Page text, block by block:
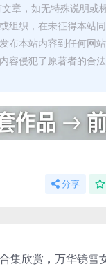
章，如无特殊说明或
组织，在未征得本站
布本站内容到任何网
容侵犯了原著者的合
分享
集欣赏，万华镜雪